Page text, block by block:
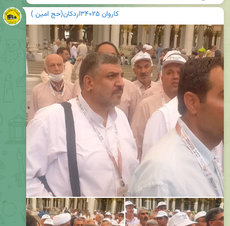
کاروان ۳۴۰۲۵اردکان(حج امین )